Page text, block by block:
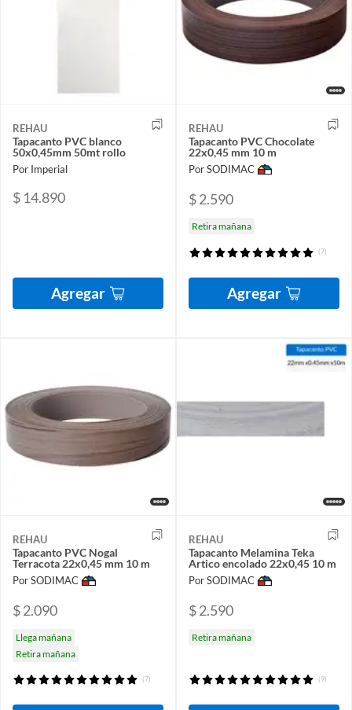
REHAU
Tapacanto PVC blanco
50x0,45mm 50mt rollo
Por Imperial
$ 14.890
Agregar
REHAU
Tapacanto PVC Chocolate
22x0,45 mm 10 m
Por SODIMAC
$ 2.590
Retira mañana
(7)
Agregar
REHAU
Tapacanto PVC Nogal
Terracota 22x0,45 mm 10 m
Por SODIMAC
$ 2.090
Llega mañana
Retira mañana
(7)
REHAU
Tapacanto Melamina Teka
Artico encolado 22x0,45 10 m
Por SODIMAC
$ 2.590
Retira mañana
(9)